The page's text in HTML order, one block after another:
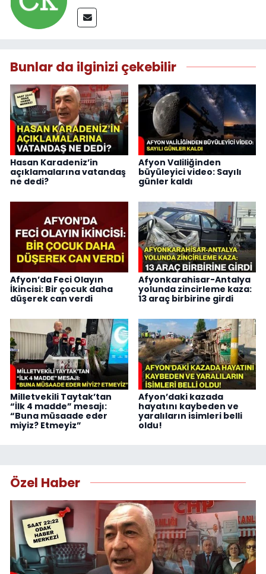
Bunlar da ilginizi çekebilir
Hasan Karadeniz’in
açıklamalarına vatandaş
ne dedi?
Afyon Valiliğinden
büyüleyici video: Sayılı
günler kaldı
Afyon’da Feci Olayın
İkincisi: Bir çocuk daha
düşerek can verdi
Afyonkarahisar-Antalya
yolunda zincirleme kaza:
13 araç birbirine girdi
Milletvekili Taytak’tan
“İlk 4 madde” mesajı:
“Buna müsaade eder
miyiz? Etmeyiz”
Afyon’daki kazada
hayatını kaybeden ve
yaralıların isimleri belli
oldu!
Özel Haber